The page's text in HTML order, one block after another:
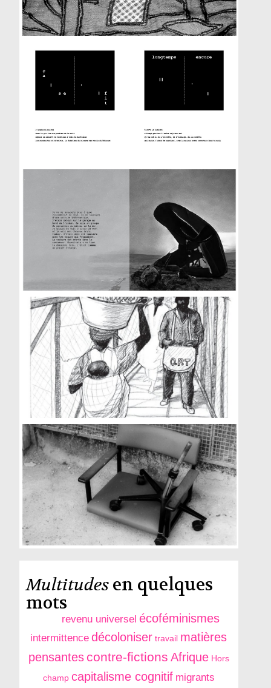
Multitudesen quelques
mots
revenu universel écoféminismes
intermittence décoloniser travail matières
pensantes contre-fictions Afrique Hors
champ capitalisme cognitif migrants